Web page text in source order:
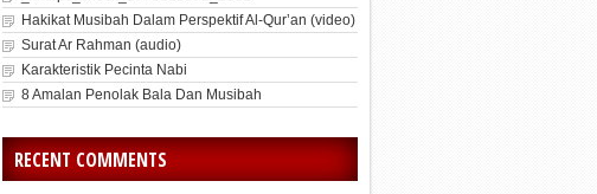
Hakikat Musibah Dalam Perspektif Al-Qur’an (video)
Surat Ar Rahman (audio)
Karakteristik Pecinta Nabi
8 Amalan Penolak Bala Dan Musibah
RECENT COMMENTS